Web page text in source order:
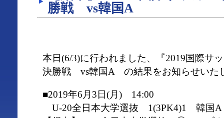
勝戦 vs韓国A
本日(6/3)に行われました、『2019国際サ
決勝戦 vs韓国A の結果をお知らせいた
■2019年6月3日(月) 14:00
U-20全日本大学選抜 1(3PK4)1 韓国A